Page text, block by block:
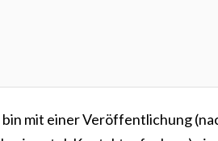
bin mit einer Veröffentlichung